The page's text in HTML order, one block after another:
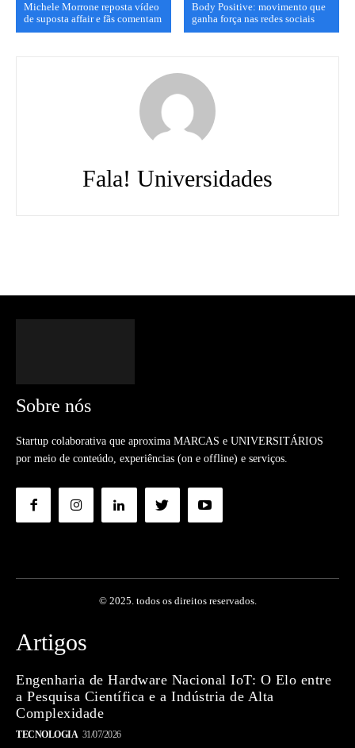
Michele Morrone reposta vídeo
de suposta affair e fãs comentam
Body Positive: movimento que
ganha força nas redes sociais
Fala! Universidades
Sobre nós
Startup colaborativa que aproxima MARCAS e UNIVERSITÁRIOS
por meio de conteúdo, experiências (on e offline) e serviços.
© 2025. todos os direitos reservados.
Artigos
Engenharia de Hardware Nacional IoT: O Elo entre
a Pesquisa Científica e a Indústria de Alta
Complexidade
TECNOLOGIA 31/07/2026